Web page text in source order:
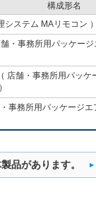
構成形名
システム MAリモコン ）
舗・事務所用パッケー
（ 店舗・事務所用パッ
・事務所用パッケージ
品があります。